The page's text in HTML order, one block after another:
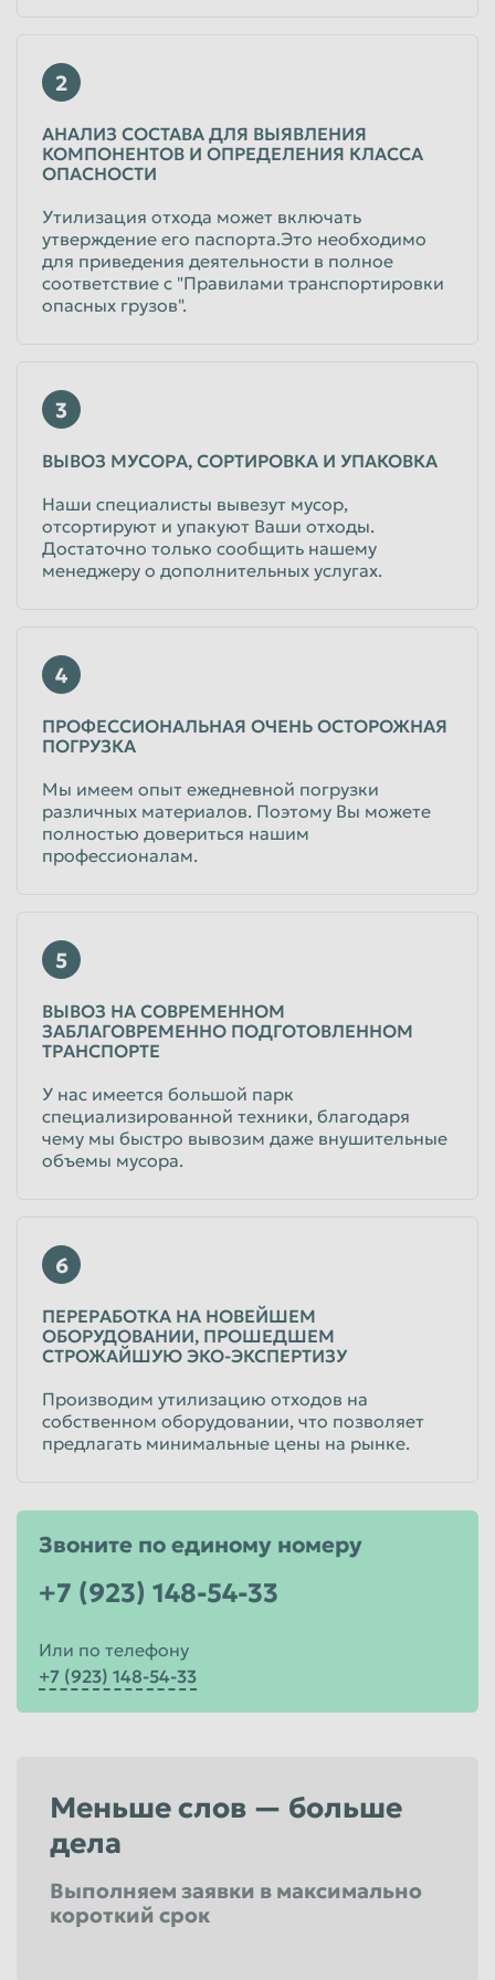
2
АНАЛИЗ СОСТАВА ДЛЯ ВЫЯВЛЕНИЯ
КОМПОНЕНТОВ И ОПРЕДЕЛЕНИЯ КЛАССА
ОПАСНОСТИ
Утилизация отхода может включать
утверждение его паспорта.Это необходимо
для приведения деятельности в полное
соответствие с "Правилами транспортировки
опасных грузов".
3
ВЫВОЗ МУСОРА, СОРТИРОВКА И УПАКОВКА
Наши специалисты вывезут мусор,
отсортируют и упакуют Ваши отходы.
Достаточно только сообщить нашему
менеджеру о дополнительных услугах.
4
ПРОФЕССИОНАЛЬНАЯ ОЧЕНЬ ОСТОРОЖНАЯ
ПОГРУЗКА
Мы имеем опыт ежедневной погрузки
различных материалов. Поэтому Вы можете
полностью довериться нашим
профессионалам.
5
ВЫВОЗ НА СОВРЕМЕННОМ
ЗАБЛАГОВРЕМЕННО ПОДГОТОВЛЕННОМ
ТРАНСПОРТЕ
У нас имеется большой парк
специализированной техники, благодаря
чему мы быстро вывозим даже внушительные
объемы мусора.
6
ПЕРЕРАБОТКА НА НОВЕЙШЕМ
ОБОРУДОВАНИИ, ПРОШЕДШЕМ
СТРОЖАЙШУЮ ЭКО-ЭКСПЕРТИЗУ
Производим утилизацию отходов на
собственном оборудовании, что позволяет
предлагать минимальные цены на рынке.
Звоните по единому номеру
+7 (923) 148-54-33
Или по телефону
+7 (923) 148-54-33
Меньше слов — больше
дела
Выполняем заявки в максимально
короткий срок